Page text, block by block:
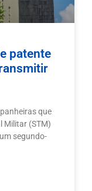
patente
que
Militar (STM)
segundo-